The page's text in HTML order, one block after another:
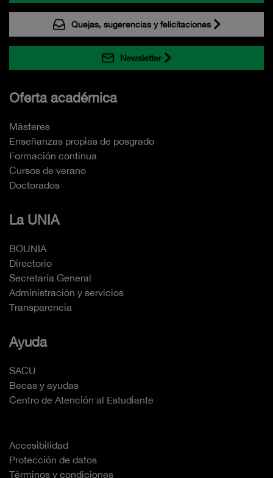
Quejas, sugerencias y felicitaciones
Newsletter
Oferta académica
Másteres
Enseñanzas propias de posgrado
Formación continua
Cursos de verano
Doctorados
La UNIA
BOUNIA
Directorio
Secretaría General
Administración y servicios
Transparencia
Ayuda
SACU
Becas y ayudas
Centro de Atención al Estudiante
Accesibilidad
Protección de datos
Términos y condiciones